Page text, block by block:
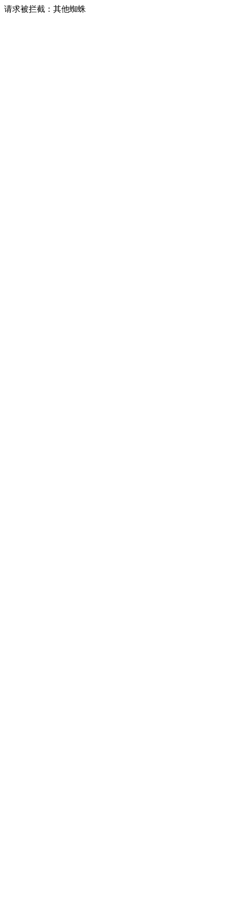
请求被拦截：其他蜘蛛